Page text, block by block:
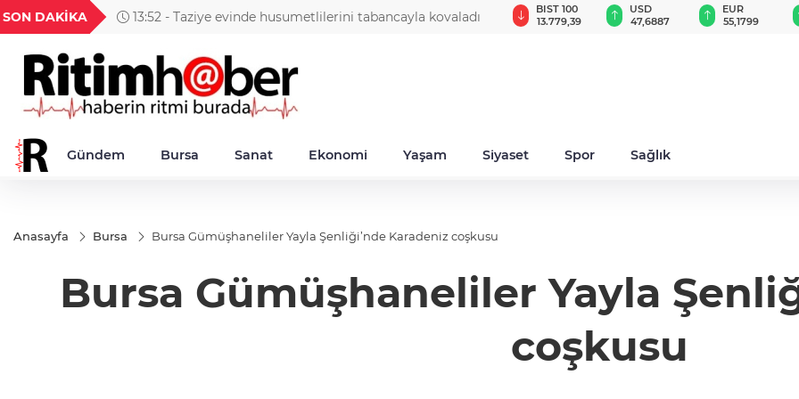
SON DAKİKA 13:52 - Taziye evinde husumetlilerini tabancayla kovaladı
18,2366
TND
16,2372
BGN
27,9743
VND
0,0018
GAU/TRY
6.655,06
BIST 100
13.779,39
USD
47,6887
EUR
55,1799
Gündem Bursa Sanat Ekonomi Yaşam Siyaset Spor Sağlık
Anasayfa Bursa Bursa Gümüşhaneliler Yayla Şenliği’nde Karadeniz coşkusu
Bursa Gümüşhaneliler Yayla
coşkusu